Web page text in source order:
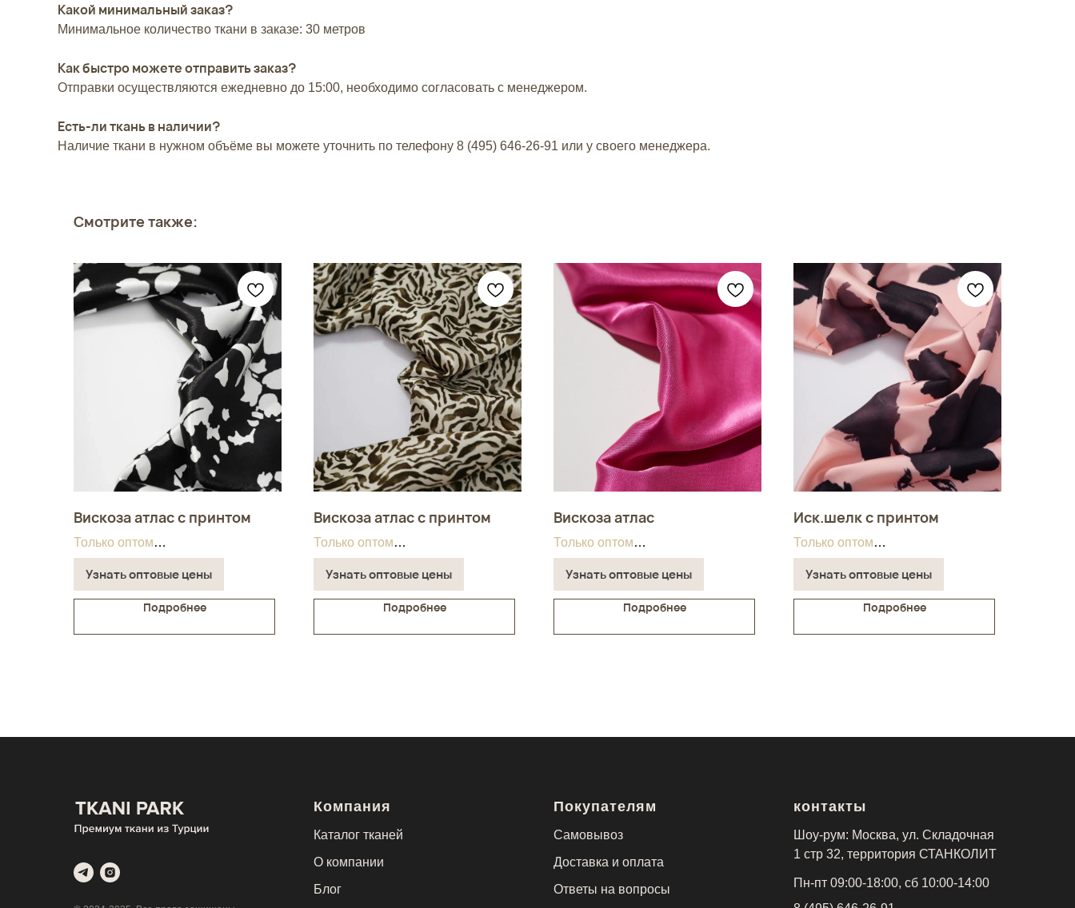
Какой минимальный заказ?
Минимальное количество ткани в заказе: 30 метров
Как быстро можете отправить заказ?
Отправки осуществляются ежедневно до 15:00, необходимо согласовать с менеджером.
Есть-ли ткань в наличии?
Наличие ткани в нужном объёме вы можете уточнить по телефону 8 (495) 646-26-91 или у своего менеджера.
Смотрите также:
Вискоза атлас с принтом
Только оптом
В наличии на складе
Узнать оптовые цены
Подробнее
Вискоза атлас с принтом
Только оптом
В наличии на складе
Узнать оптовые цены
Подробнее
Вискоза атлас
Только оптом
В наличии на складе
Узнать оптовые цены
Подробнее
Иск.шелк с принтом
Только оптом
В наличии на складе
Узнать оптовые цены
Подробнее
Компания
Каталог тканей
О компании
Блог
Покупателям
Самовывоз
Доставка и оплата
Ответы на вопросы
контакты
Шоу-рум: Москва, ул. Складочная
1 стр 32, территория СТАНКОЛИТ
Пн-пт 09:00-18:00, сб 10:00-14:00